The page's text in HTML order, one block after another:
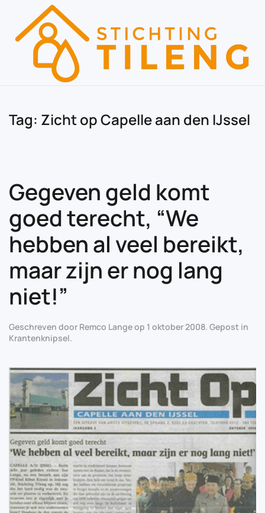
Skip to main content
Tag: Zicht op Capelle aan den IJssel
Gegeven geld komt
goed terecht, “We
hebben al veel bereikt,
maar zijn er nog lang
niet!”
Geschreven door Remco Langeop 1 oktober 2008. Gepost in
Krantenknipsel.